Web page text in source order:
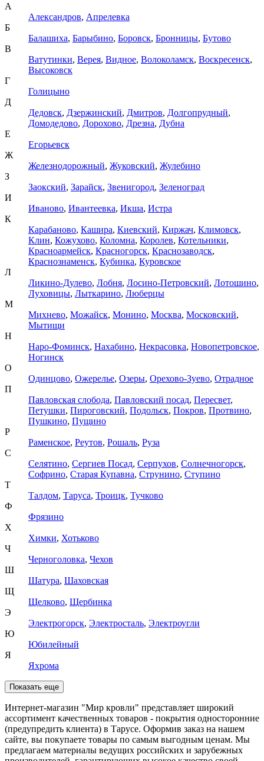
А
Александров, Апрелевка
Б
Балашиха, Барыбино, Боровск, Бронницы, Бутово
В
Ватутинки, Верея, Видное, Волоколамск, Воскресенск,
Высоковск
Г
Голицыно
Д
Дедовск, Дзержинский, Дмитров, Долгопрудный,
Домодедово, Дорохово, Дрезна, Дубна
Е
Егорьевск
Ж
Железнодорожный, Жуковский, Жулебино
З
Заокский, Зарайск, Звенигород, Зеленоград
И
Иваново, Ивантеевка, Икша, Истра
К
Карабаново, Кашира, Киевский, Киржач, Климовск,
Клин, Кожухово, Коломна, Королев, Котельники,
Красноармейск, Красногорск, Краснозаводск,
Краснознаменск, Кубинка, Куровское
Л
Ликино-Дулево, Лобня, Лосино-Петровский, Лотошино,
Луховицы, Лыткарино, Люберцы
М
Михнево, Можайск, Монино, Москва, Московский,
Мытищи
Н
Наро-Фоминск, Нахабино, Некрасовка, Новопетровское,
Ногинск
О
Одинцово, Ожерелье, Озеры, Орехово-Зуево, Отрадное
П
Павловская слобода, Павловский посад, Пересвет,
Петушки, Пироговский, Подольск, Покров, Протвино,
Пушкино, Пущино
Р
Раменское, Реутов, Рошаль, Руза
С
Селятино, Сергиев Посад, Серпухов, Солнечногорск,
Софрино, Старая Купавна, Струнино, Ступино
Т
Талдом, Таруса, Троицк, Тучково
Ф
Фрязино
Х
Химки, Хотьково
Ч
Черноголовка, Чехов
Ш
Шатура, Шаховская
Щ
Щелково, Щербинка
Э
Электрогорск, Электросталь, Электроугли
Ю
Юбилейный
Я
Яхрома
Показать еще
Интернет-магазин "Мир кровли" представляет широкий
ассортимент качественных товаров - покрытия односторонние
(предупредить клиента) в Тарусе. Оформив заказ на нашем
сайте, вы покупаете товары по самым выгодным ценам. Мы
предлагаем материалы ведущих российских и зарубежных